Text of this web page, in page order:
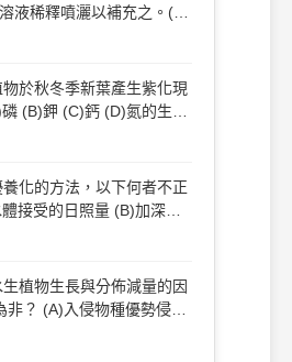
液稀釋噴灑以補充之。(A)
鐵 (D)三氧化二
於秋冬季新葉產生紫化現
(B)鉀 (C)鈣 (D)氮的生理
化的方法，以下何者不正
接受的日照量 (B)加深水
水生植物 (D)增加水池的
植物生長與分佈減量的因
非？ (A)入侵物種優勢侵略
減少 (C)魚類過度繁殖 (D)